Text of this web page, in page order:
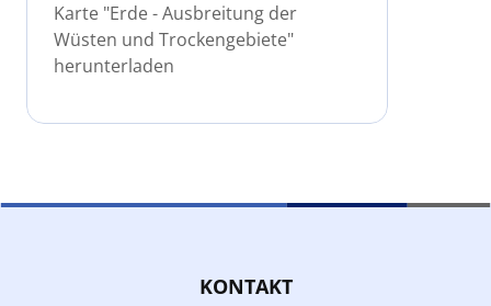
Karte "Erde - Ausbreitung der
Wüsten und Trockengebiete"
herunterladen
KONTAKT